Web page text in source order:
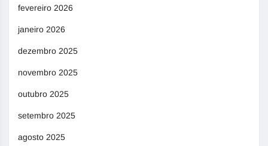
fevereiro 2026
janeiro 2026
dezembro 2025
novembro 2025
outubro 2025
setembro 2025
agosto 2025